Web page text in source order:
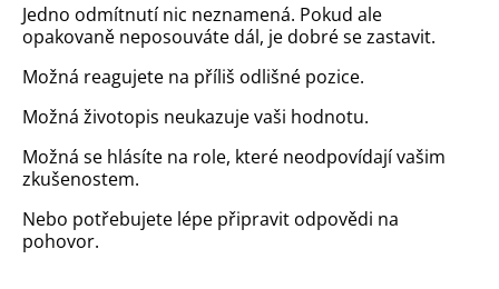
Jedno odmítnutí nic neznamená. Pokud ale
opakovaně neposouváte dál, je dobré se zastavit.
Možná reagujete na příliš odlišné pozice.
Možná životopis neukazuje vaši hodnotu.
Možná se hlásíte na role, které neodpovídají vašim
zkušenostem.
Nebo potřebujete lépe připravit odpovědi na
pohovor.